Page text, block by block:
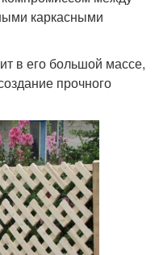
каркасными
в его большой массе,
прочного